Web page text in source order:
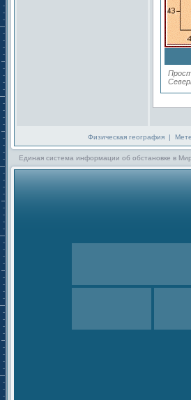
Физическая география|
Единая система информации об обстановке в